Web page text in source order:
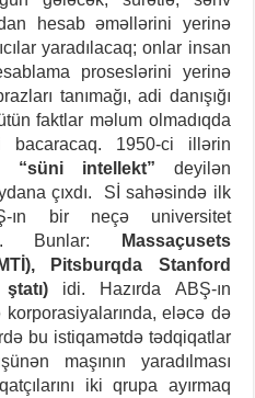
hesab əməllərini yerinə
yaradılacaq; onlar insan
proseslərini yerinə
tanımağı, adi danışığı
faktlar məlum olmadıqda
bacaracaq. 1950-ci illərin
“süni intellekt” deyilən
çıxdı. Sİ sahəsində ilk
ın bir neçə universitet
Bunlar:
Massaçusets
Pitsburqda Stanford
idi. Hazırda ABŞ-ın
eləcə də
bu istiqamətdə tədqiqatlar
maşının yaradılması
iki qrupa ayırmaq